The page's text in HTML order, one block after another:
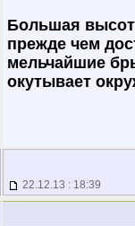
Большая
прежде чем
мельчайшие
окутывает
22.12.13 : 18:39